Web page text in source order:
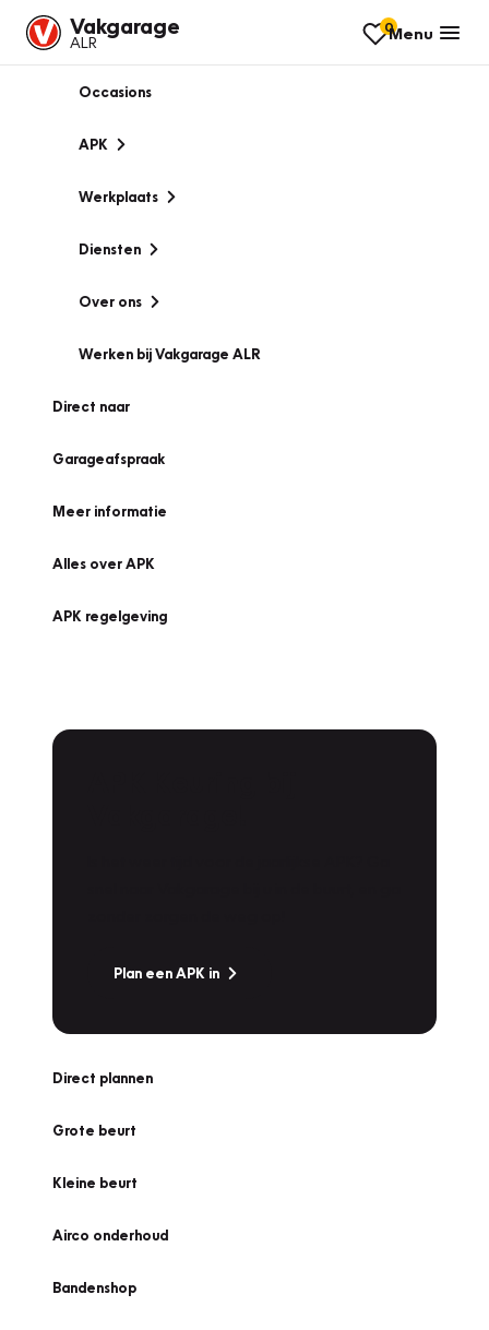
Vakgarage
ALR
0Menu
Occasions
APK
Werkplaats
Diensten
Over ons
Werken bij Vakgarage ALR
Direct naar
Garageafspraak
Meer informatie
Alles over APK
APK regelgeving
Plan een APK in
Direct plannen
Grote beurt
Kleine beurt
Airco onderhoud
Bandenshop